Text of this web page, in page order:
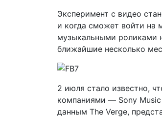
Эксперимент с видео
и когда сможет войти на
музыкальными роликами
ближайшие несколько
2 июля стало известно,
компаниями — Sony Music
данным The Verge,